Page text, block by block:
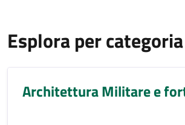
Esplora per categoria
Architettura Militare e